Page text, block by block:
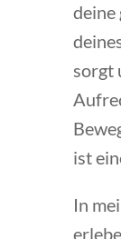
deine
sorgt
ist
In